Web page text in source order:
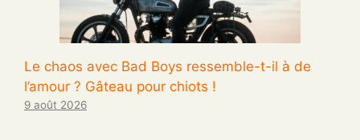
Le chaos avec Bad Boys ressemble-t-il à de
l’amour ? Gâteau pour chiots !
9 août 2026